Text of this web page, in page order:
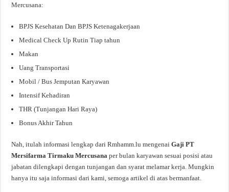
Mercusana:
BPJS Kesehatan Dan BPJS Ketenagakerjaan
Medical Check Up Rutin Tiap tahun
Makan
Uang Transportasi
Mobil / Bus Jemputan Karyawan
Intensif Kehadiran
THR (Tunjangan Hari Raya)
Bonus Akhir Tahun
Nah, itulah informasi lengkap dari Rmhamm.lu mengenaiGaji PT
Mersifarma Tirmaku Mercusanaper bulan karyawan sesuai posisi atau
jabatan dilengkapi dengan tunjangan dan syarat melamar kerja. Mungkin
hanya itu saja informasi dari kami, semoga artikel di atas bermanfaat.